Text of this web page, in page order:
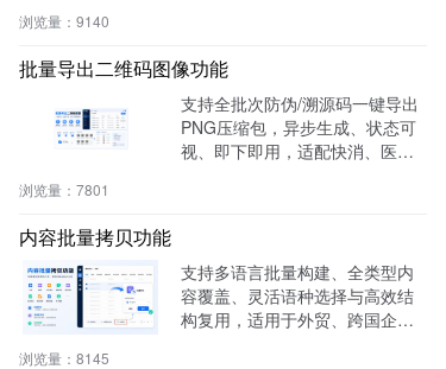
浏览量： 9140
批量导出二维码图像功能
支持全批次防伪/溯源码一键导出
PNG压缩包，异步生成、状态可
视、即下即用，适配快消、医
浏览量： 7801
内容批量拷贝功能
支持多语言批量构建、全类型内
容覆盖、灵活语种选择与高效结
构复用，适用于外贸、跨国企
浏览量： 8145